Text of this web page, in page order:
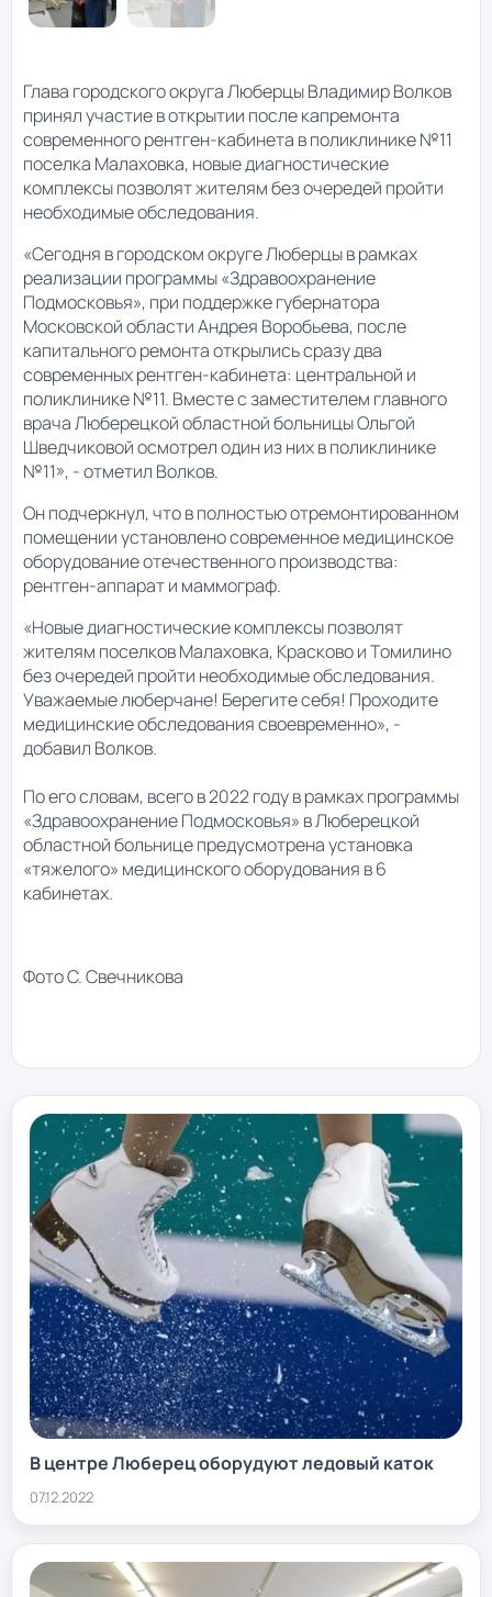
Глава городского округа Люберцы Владимир Волков
принял участие в открытии после капремонта
современного рентген-кабинета в поликлинике №11
поселка Малаховка, новые диагностические
комплексы позволят жителям без очередей пройти
необходимые обследования.
«Сегодня в городском округе Люберцы в рамках
реализации программы «Здравоохранение
Подмосковья», при поддержке губернатора
Московской области Андрея Воробьева, после
капитального ремонта открылись сразу два
современных рентген-кабинета: центральной и
поликлинике №11. Вместе с заместителем главного
врача Люберецкой областной больницы Ольгой
Шведчиковой осмотрел один из них в поликлинике
№11», - отметил Волков.
Он подчеркнул, что в полностью отремонтированном
помещении установлено современное медицинское
оборудование отечественного производства:
рентген-аппарат и маммограф.
«Новые диагностические комплексы позволят
жителям поселков Малаховка, Красково и Томилино
без очередей пройти необходимые обследования.
Уважаемые люберчане! Берегите себя! Проходите
медицинские обследования своевременно», -
добавил Волков.
По его словам, всего в 2022 году в рамках программы
«Здравоохранение Подмосковья» в Люберецкой
областной больнице предусмотрена установка
«тяжелого» медицинского оборудования в 6
кабинетах.
Фото С. Свечникова
В центре Люберец оборудуют ледовый каток
07.12.2022